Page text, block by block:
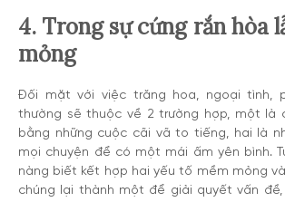
4. Trong sự cứng rắn hòa
mỏng
Đối mặt với việc trăng hoa, ngoại tình,
thường sẽ thuộc về 2 trường hợp, một là
bằng những cuộc cãi vã to tiếng, hai là
mọi chuyện để có một mái ấm yên bình.
nàng biết kết hợp hai yếu tố mềm mỏng
chúng lại thành một để giải quyết vấn